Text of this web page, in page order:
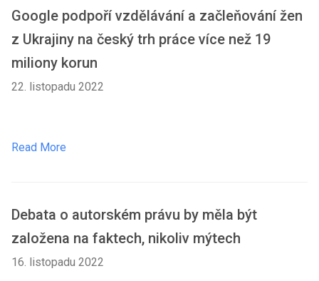
Google podpoří vzdělávání a začleňování žen
z Ukrajiny na český trh práce více než 19
miliony korun
22. listopadu 2022
Read More
Debata o autorském právu by měla být
založena na faktech, nikoliv mýtech
16. listopadu 2022